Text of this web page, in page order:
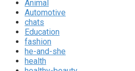
Animal
Automotive
chats
Education
fashion
he-and-she
health